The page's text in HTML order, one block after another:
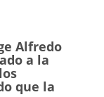
Alfredo
a la
que la